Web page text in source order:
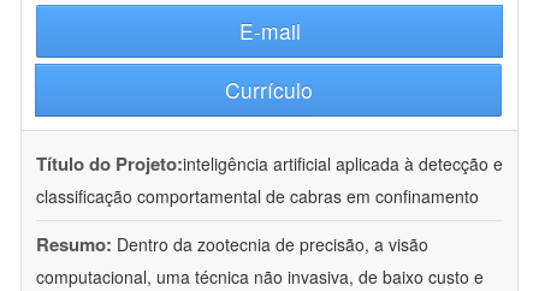
E-mail
Currículo
Título do Projeto:inteligência artificial aplicada à detecção e
classificação comportamental de cabras em confinamento
Resumo: Dentro da zootecnia de precisão, a visão
computacional, uma técnica não invasiva, de baixo custo e